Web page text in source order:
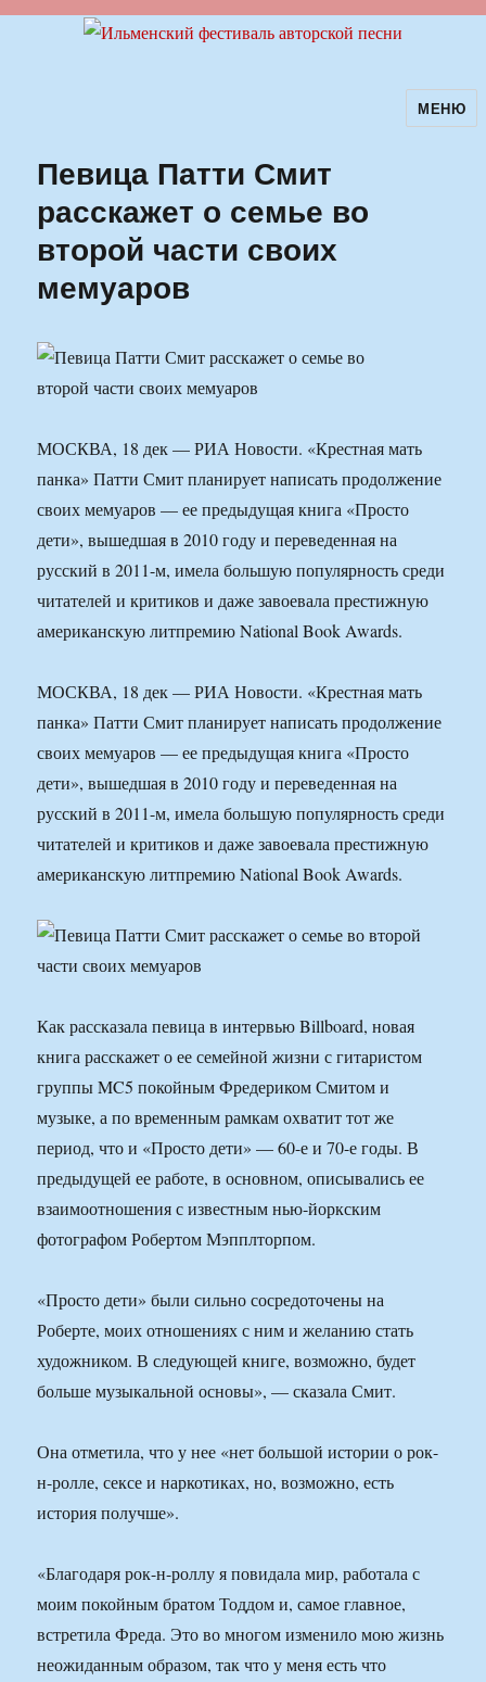
Ильменский фестиваль авторскойМЕНЮ
Певица Патти Смит
расскажет о семье во
второй части своих
мемуаров
МОСКВА, 18 дек — РИА Новости. «Крестная мать
панка» Патти Смит планирует написать продолжение
своих мемуаров — ее предыдущая книга «Просто
дети», вышедшая в 2010 году и переведенная на
русский в 2011-м, имела большую популярность среди
читателей и критиков и даже завоевала престижную
американскую литпремию National Book Awards.
МОСКВА, 18 дек — РИА Новости. «Крестная мать
панка» Патти Смит планирует написать продолжение
своих мемуаров — ее предыдущая книга «Просто
дети», вышедшая в 2010 году и переведенная на
русский в 2011-м, имела большую популярность среди
читателей и критиков и даже завоевала престижную
американскую литпремию National Book Awards.
Как рассказала певица в интервью Billboard, новая
книга расскажет о ее семейной жизни с гитаристом
группы MC5 покойным Фредериком Смитом и
музыке, а по временным рамкам охватит тот же
период, что и «Просто дети» — 60-е и 70-е годы. В
предыдущей ее работе, в основном, описывались ее
взаимоотношения с известным нью-йоркским
фотографом Робертом Мэпплторпом.
«Просто дети» были сильно сосредоточены на
Роберте, моих отношениях с ним и желанию стать
художником. В следующей книге, возможно, будет
больше музыкальной основы», — сказала Смит.
Она отметила, что у нее «нет большой истории о рок-
н-ролле, сексе и наркотиках, но, возможно, есть
история получше».
«Благодаря рок-н-роллу я повидала мир, работала с
моим покойным братом Тоддом и, самое главное,
встретила Фреда. Это во многом изменило мою жизнь
неожиданным образом, так что у меня есть что